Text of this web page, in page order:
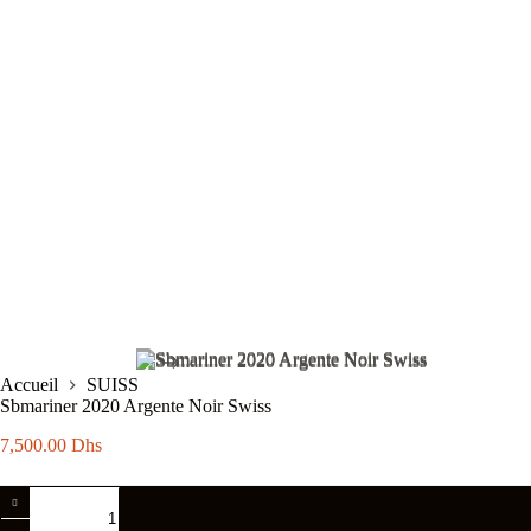
Accueil
SUISS
Sbmariner 2020 Argente Noir Swiss
7,500.00 Dhs
de